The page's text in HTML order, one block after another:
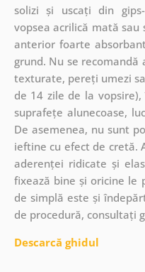
solizi și uscați din
vopsea acrilică mată
anterior foarte
grund. Nu se recomandă
texturate, pereți umezi
de 14 zile de la
suprafețe alunecoase,
De asemenea, nu sunt
ieftine cu efect de cretă.
aderenței ridicate și
fixează bine și oricine le
de simplă este și
de procedură, consultați
Descarcă ghidul